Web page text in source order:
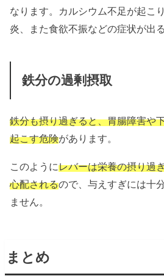
なります。カルシウム不足が起こ
炎、また食欲不振などの症状が出
鉄分の過剰摂取
鉄分も摂り過ぎると、胃腸障害や
起こす危険があります。
このようにレバーは栄養の摂り過
心配されるので、与えすぎには十
ません。
まとめ